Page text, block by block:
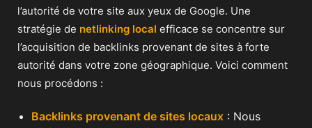
l’autorité de votre site aux yeux de Google. Une
stratégie de netlinking local efficace se concentre sur
l’acquisition de backlinks provenant de sites à forte
autorité dans votre zone géographique. Voici comment
nous procédons :
Backlinks provenant de sites locaux : Nous